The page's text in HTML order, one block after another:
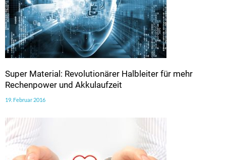
Super Material: Revolutionärer Halbleiter für mehr
Rechenpower und Akkulaufzeit
19. Februar 2016